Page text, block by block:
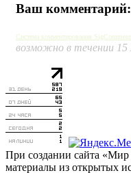
Ваш комментарий:
Система комментирования
возможно в течении 15
При создании сайта
материалы из открытых